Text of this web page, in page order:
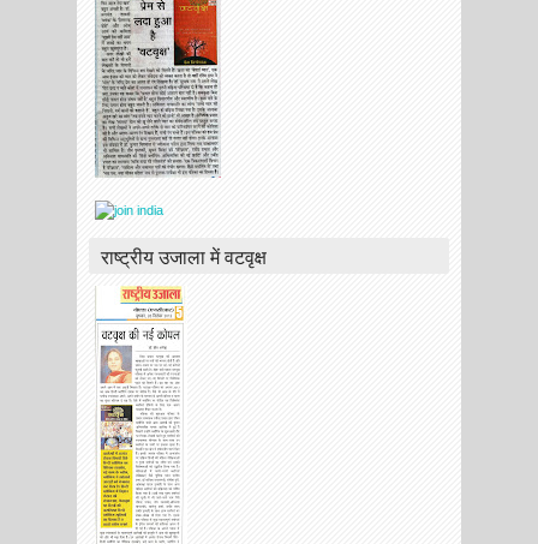
राष्ट्रीय उजाला में वटवृक्ष